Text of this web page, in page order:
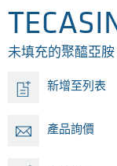
未填充的聚醯亞胺
新增至列表
產品詢價